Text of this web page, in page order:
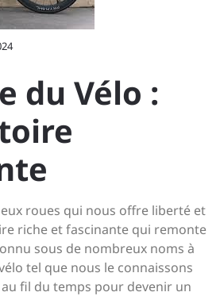
du Vélo :
roues qui nous offre liberté et
riche et fascinante qui remonte
sous de nombreux noms à
tel que nous le connaissons
fil du temps pour devenir un